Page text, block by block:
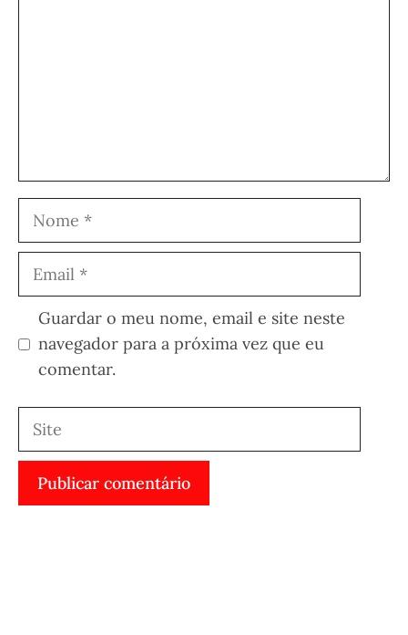
Nome
Email
Guardar o meu nome, email e site neste
navegador para a próxima vez que eu
comentar.
Site